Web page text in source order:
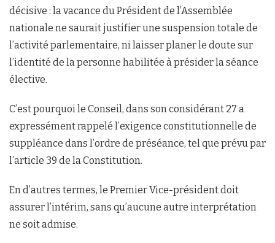
décisive : la vacance du Président de l’Assemblée
nationale ne saurait justifier une suspension totale de
l’activité parlementaire, ni laisser planer le doute sur
l’identité de la personne habilitée à présider la séance
élective.
C’est pourquoi le Conseil, dans son considérant 27 a
expressément rappelé l’exigence constitutionnelle de
suppléance dans l’ordre de préséance, tel que prévu par
l’article 39 de la Constitution.
En d’autres termes, le Premier Vice-président doit
assurer l’intérim, sans qu’aucune autre interprétation
ne soit admise.